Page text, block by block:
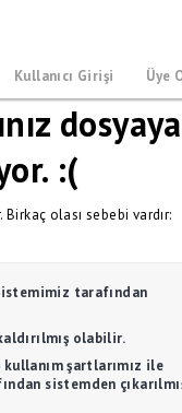
Kullanıcı Girişi Üye
dosyaya
:(
olası sebebi vardır:
tarafından
olabilir.
şartlarımız ile
sistemden